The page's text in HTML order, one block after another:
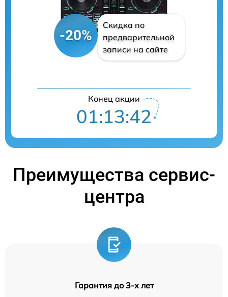
-20%
Скидка по
предварительной
записи на сайте
Конец акции
01:13:41
Преимущества сервис-
центра
Гарантия до 3-х лет